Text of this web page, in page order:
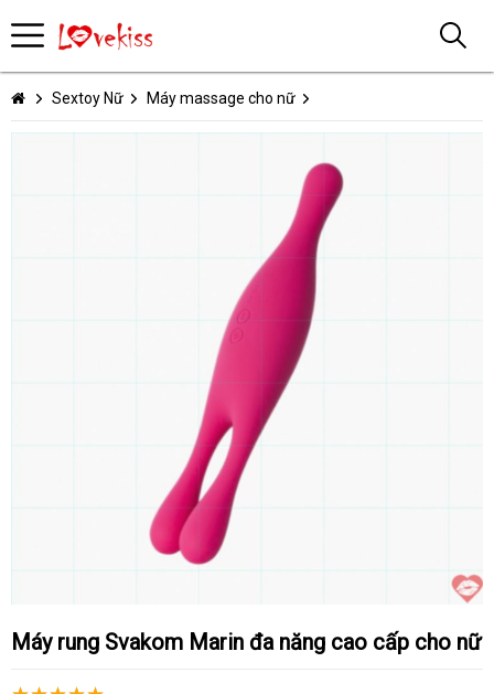
Sextoy Nữ Máy massage cho nữ
Máy rung Svakom Marin đa năng cao cấp cho nữ